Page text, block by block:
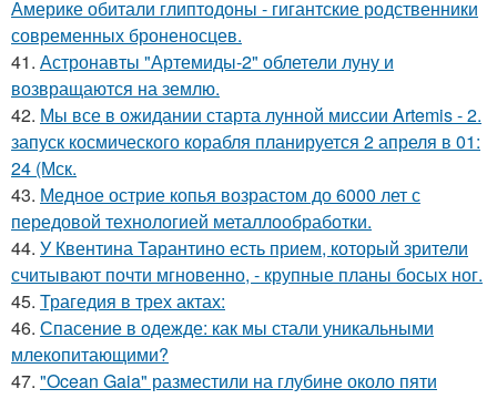
Америке обитали глиптодоны - гигантские родственники
современных броненосцев.
41. Астронавты "Артемиды-2" облетели луну и
возвращаются на землю.
42. Мы все в ожидании старта лунной миссии Artemis - 2.
запуск космического корабля планируется 2 апреля в 01:
24 (Мск.
43. Медное острие копья возрастом до 6000 лет с
передовой технологией металлообработки.
44. У Квентина Тарантино есть прием, который зрители
считывают почти мгновенно, - крупные планы босых ног.
45. Трагедия в трех актах:
46. Спасение в одежде: как мы стали уникальными
млекопитающими?
47. "Ocean Gaia" разместили на глубине около пяти